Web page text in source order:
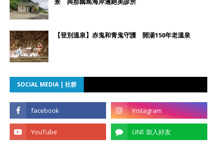
【登別溫泉】赤鬼和青鬼守護 開湯150年老溫泉
SOCIAL MEDIA | 社群